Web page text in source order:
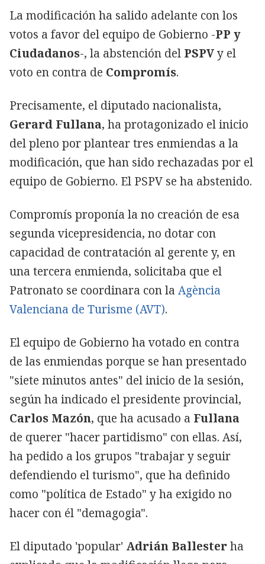
La modificación ha salido adelante con los
votos a favor del equipo de Gobierno -PP y
Ciudadanos-, la abstención del PSPVy el
voto en contra de Compromís.
Precisamente, el diputado nacionalista,
Gerard Fullana, ha protagonizado el inicio
del pleno por plantear tres enmiendas a la
modificación, que han sido rechazadas por el
equipo de Gobierno. El PSPV se ha abstenido.
Compromís proponía la no creación de esa
segunda vicepresidencia, no dotar con
capacidad de contratación al gerente y, en
una tercera enmienda, solicitaba que el
Patronato se coordinara con la Agència
Valenciana de Turisme (AVT).
El equipo de Gobierno ha votado en contra
de las enmiendas porque se han presentado
"siete minutos antes" del inicio de la sesión,
según ha indicado el presidente provincial,
Carlos Mazón, que ha acusado a Fullana
de querer "hacer partidismo" con ellas. Así,
ha pedido a los grupos "trabajar y seguir
defendiendo el turismo", que ha definido
como "política de Estado" y ha exigido no
hacer con él "demagogia".
El diputado 'popular' Adrián Ballesterha